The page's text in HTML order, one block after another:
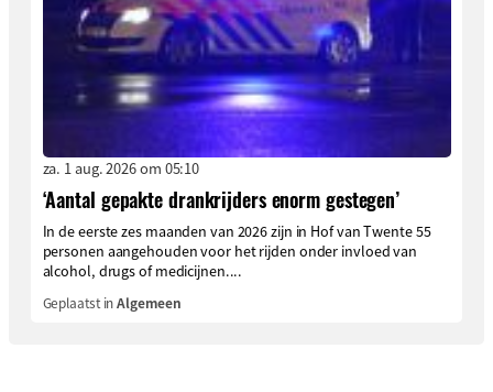
za. 1 aug. 2026 om 05:10
‘Aantal gepakte drankrijders enorm gestegen’
In de eerste zes maanden van 2026 zijn in Hof van Twente 55
personen aangehouden voor het rijden onder invloed van
alcohol, drugs of medicijnen....
Geplaatst inAlgemeen